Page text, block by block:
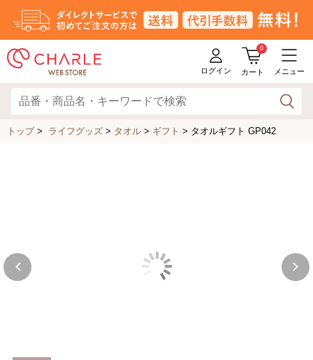
ログイン
0
カート メニュー
トップ> ライフグッズ > タオル > ギフト > タオルギフト GP042